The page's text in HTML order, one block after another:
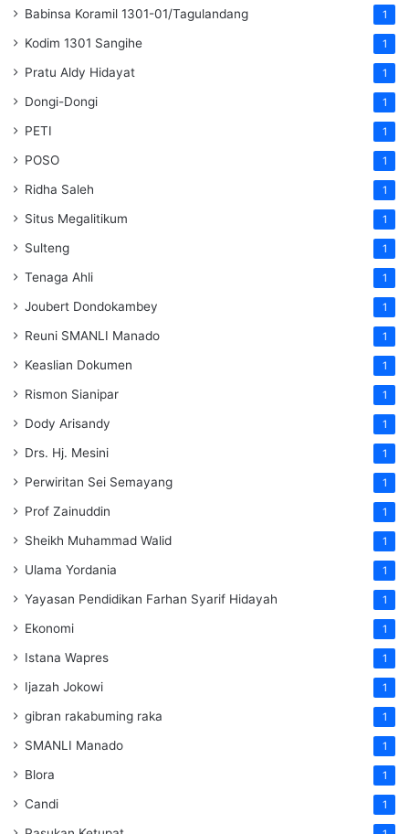
Babinsa Koramil 1301-01/Tagulandang 1
Kodim 1301 Sangihe 1
Pratu Aldy Hidayat 1
Dongi-Dongi 1
PETI 1
POSO 1
Ridha Saleh 1
Situs Megalitikum 1
Sulteng 1
Tenaga Ahli 1
Joubert Dondokambey 1
Reuni SMANLI Manado 1
Keaslian Dokumen 1
Rismon Sianipar 1
Dody Arisandy 1
Drs. Hj. Mesini 1
Perwiritan Sei Semayang 1
Prof Zainuddin 1
Sheikh Muhammad Walid 1
Ulama Yordania 1
Yayasan Pendidikan Farhan Syarif Hidayah 1
Ekonomi 1
Istana Wapres 1
Ijazah Jokowi 1
gibran rakabuming raka 1
SMANLI Manado 1
Blora 1
Candi 1